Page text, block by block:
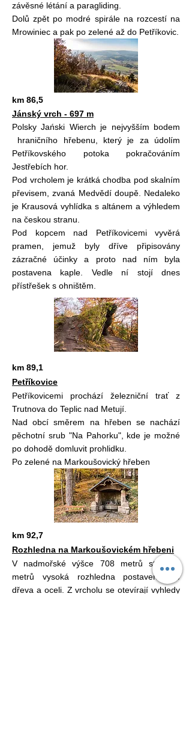
závěsné létání a paragliding.
Dolů zpět po modré spirále na rozcestí na
Mrowiniec a pak po zelené až do Petříkovic.
km 86,5
Jánský vrch - 697 m
Polsky Jański Wierch je nejvyšším bodem
hraničního hřebenu, který je za údolím
Petříkovského potoka pokračováním
Jestřebích hor.
Pod vrcholem je krátká chodba pod skalním
převisem, zvaná Medvědí doupě. Nedaleko
je Krausová vyhlídka s altánem a výhledem
na českou stranu.
Pod kopcem nad Petříkovicemi vyvěrá
pramen, jemuž byly dříve připisovány
zázračné účinky a proto nad ním byla
postavena kaple. Vedle ní stojí dnes
přístřešek s ohništěm.
km 89,1
Petříkovice
Petříkovicemi prochází železniční trať z
Trutnova do Teplic nad Metují.
Nad obcí směrem na hřeben se nachází
pěchotní srub "Na Pahorku", kde je možné
po dohodě domluvit prohlidku.
Po zelené na Markoušovický hřeben
km 92,7
Rozhledna na Markoušovickém hřebeni
V nadmořské výšce 708 metrů stojí 22
metrů vysoká rozhledna postavená že
dřeva a oceli. Z vrcholu se otevírají vyhledy